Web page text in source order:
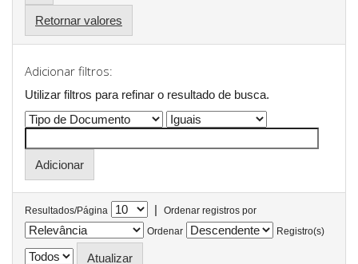
Retornar valores
Adicionar filtros:
Utilizar filtros para refinar o resultado de busca.
Resultados/Página |
Ordenar registros por
Ordenar
Registro(s)